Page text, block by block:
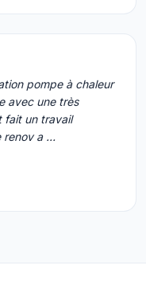
pompe à chaleur
avec une très
fait un travail
renov a …